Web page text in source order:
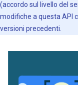
(accordo sul livello del
modifiche a questa API
versioni precedenti.